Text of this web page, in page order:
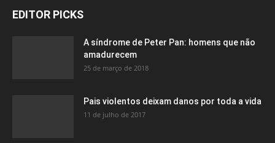
EDITOR PICKS
A síndrome de Peter Pan: homens que não
amadurecem
25 de março de 2018
Pais violentos deixam danos por toda a vida
11 de julho de 2017